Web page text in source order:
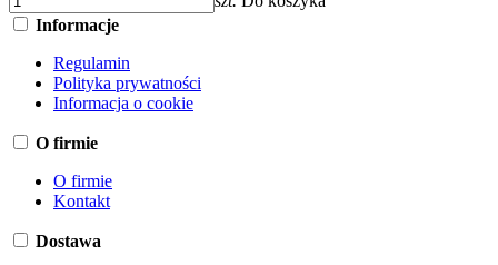
Informacje
Regulamin
Polityka prywatności
Informacja o cookie
O firmie
O firmie
Kontakt
Dostawa